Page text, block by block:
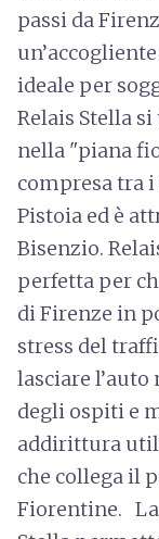
passi da
ideale per
Relais Stella
nella "piana
compresa tra
Pistoia ed è
Bisenzio.
perfetta per
di Firenze in
stress del
lasciare
degli ospiti e
addirittura
che collega il
Fiorentine. La